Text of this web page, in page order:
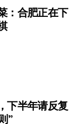
：合肥正在下
下半年请反复
”